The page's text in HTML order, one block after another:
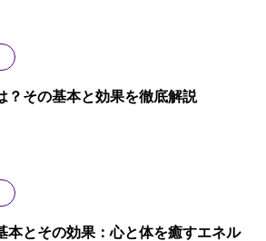
？その基本と効果を徹底解説
本とその効果：心と体を癒すエネル